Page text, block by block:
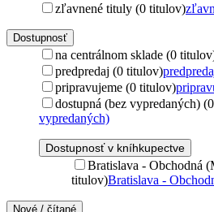
zľavnené tituly (0 titulov)
Dostupnosť
na centrálnom sklade (0
predpredaj (0 titulov)
pripravujeme (0 titulov)
dostupná (bez vypredaných)
vypredaných)
Dostupnosť v kníhkupectve
Bratislava - Obchodná
titulov)Bratislava -
Nové / čítané